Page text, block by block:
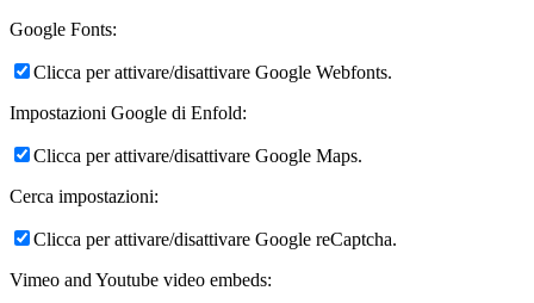
Google Fonts:
Clicca per attivare/disattivare Google Webfonts.
Impostazioni Google di Enfold:
Clicca per attivare/disattivare Google Maps.
Cerca impostazioni:
Clicca per attivare/disattivare Google reCaptcha.
Vimeo and Youtube video embeds: